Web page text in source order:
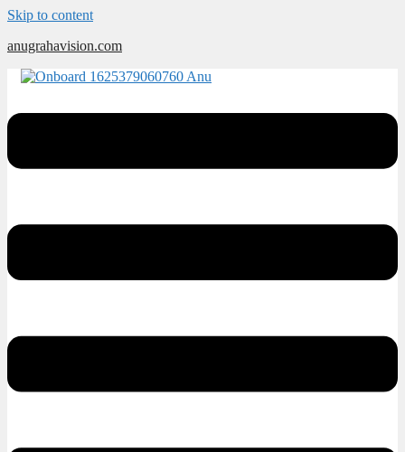
Skip to content
anugrahavision.com